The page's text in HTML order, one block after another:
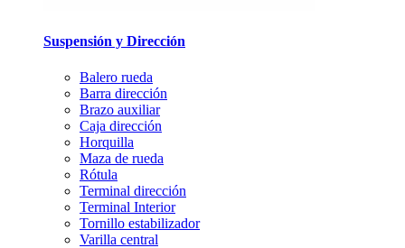
Suspensión y Dirección
Balero rueda
Barra dirección
Brazo auxiliar
Caja dirección
Horquilla
Maza de rueda
Rótula
Terminal dirección
Terminal Interior
Tornillo estabilizador
Varilla central